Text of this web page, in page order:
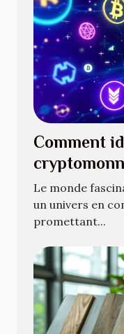
Comment
pour
Le monde
un univers en
promettant...